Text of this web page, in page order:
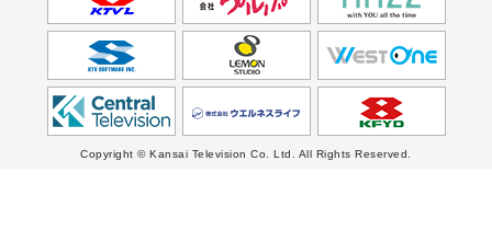
Copyright © Kansai Television Co. Ltd. All Rights Reserved.